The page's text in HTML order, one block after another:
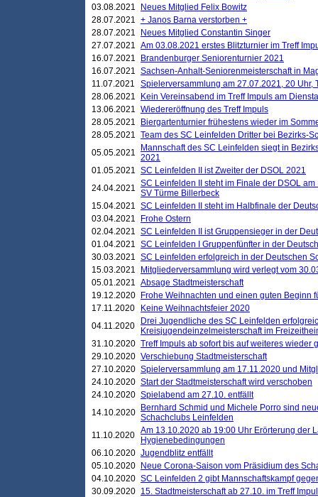
03.08.2021
Neues Mitglied Felix Bowitz
28.07.2021 + Janos Barna verstorben +
28.07.2021
Neues Mitglied Constantin Singer
27.07.2021 Am 03.08.2021 erstes Blitzturnier im Treff
16.07.2021
Brandenburger Seniorenturnier 2021
16.07.2021 Sachsen-Anhalt-Seniorenmeisterschaft in
11.07.2021
Spielerversammlung am 27.07.2021, 20 Uhr,
28.06.2021
Kein Vereinsabend im Treff Impuls am
13.06.2021 Wiedereröffnung des Treff Impuls
28.05.2021
Biergartenturnier frühestens wieder im
28.05.2021 Team des SC Leinfelden Dritter bei Bezirks-
05.05.2021
Mannschaft des SC Leinfelden siegt in
2021
01.05.2021 SC Leinfelden II ist Zweiter der DSOL 2021
24.04.2021 SC Leinfelden II steht im Finale der DSOL
SV Türme Billerbeck
15.04.2021 SC Leinfelden II steht im Halbfinale der
03.04.2021
Frohe Ostern
02.04.2021 SC Leinfelden II ist Gruppensieger in der
01.04.2021 SC Leinfelden I Gruppenfünfter in der
30.03.2021 SC Leinfelden erfolgreich in der Deutschen
15.03.2021
Mitgliederversammlung wird verlegt vom
05.01.2021 Absage Stadtmeisterschaft
19.12.2020
Frohe Weihnachten und einen guten Beginn
17.11.2020
Keine Weihnachtsfeier 2020
04.11.2020
Drei Jugendliche des SC Leinfelden
Kreisjugendeinzelmeisterschaft im
31.10.2020 Treff Impuls ab sofort bis auf weiteres wieder
29.10.2020 Verschiebung Stadtmeisterschaft
27.10.2020 Spielerversammlung am 17.11.2020 und
24.10.2020 Start der Stadtmeisterschaft wird verschoben
24.10.2020 Spielabend am 27.10. entfällt
14.10.2020
Bernhard Schmid und Michele Porro sind
Schachclubs Leinfelden
11.10.2020 Am 13.10.2020 ab 19:00 Uhr Erörterung der
Hygienebedingungen
06.10.2020 Jugendblitz entfällt
05.10.2020
Neue Corona-Saison vom Präsidium des
04.10.2020 SC Leinfelden 2 gibt Mannschaftskampf
30.09.2020 15. Stadtmeisterschaft ab 27.10. im Treff